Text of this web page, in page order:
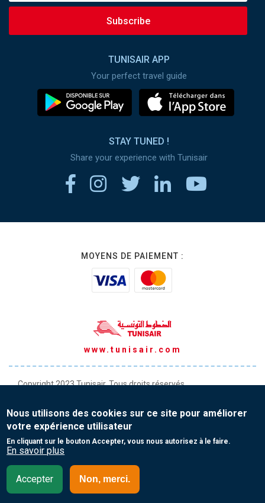
Subscribe
TUNISAIR APP
Your perfect travel guide
STAY TUNED !
Share your experience with Tunisair
MOYENS DE PAIEMENT :
www.tunisair.com
Copyright 2023 Tunisair. Tous droits réservés
Conditions générales de Vente
Protection de vos données personnelles
Royaume-Uni - English(EN)
Nous utilisons des cookies sur ce site pour améliorer
votre expérience utilisateur
En cliquant sur le bouton Accepter, vous nous autorisez à le faire.
En savoir plus
Accepter Non, merci.